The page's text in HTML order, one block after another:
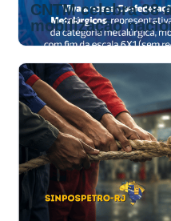
CNTM celebra 38
mobilização